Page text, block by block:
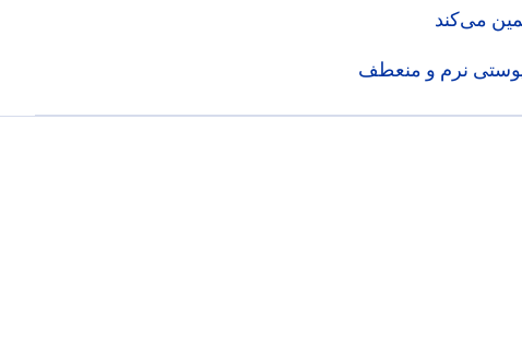
می‌کند